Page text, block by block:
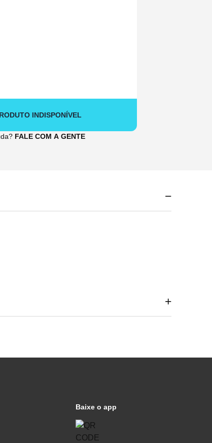
INDISPONÍVEL
FALE COM A GENTE
Baixe o app